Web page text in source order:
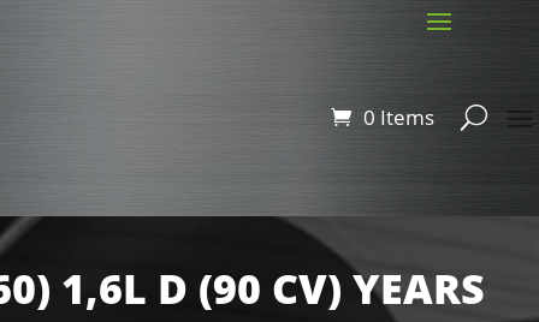
0 Items
1,6L D (90 CV) YEARS